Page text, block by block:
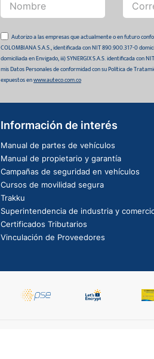
Autorizo a las empresas que actualmente o en futuro
COLOMBIANA S.A.S., identificada con NIT 890.900.317-0
domiciliada en Envigado, iii) SYNERGIX S.A.S. identificada con
mis Datos Personales de conformidad con su Política de
expuestos enwww.auteco.com.co
Información de interés
Manual de partes de vehículos
Manual de propietario y garantía
Campañas de seguridad en vehículos
Cursos de movilidad segura
Trakku
Superintendencia de industria y
Certificados Tributarios
Vinculación de Proveedores